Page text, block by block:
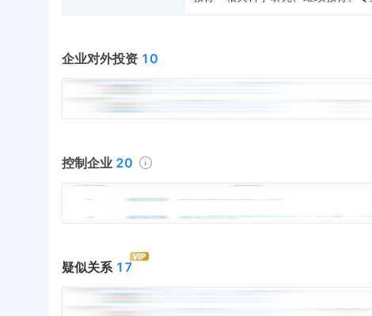
企业对外投资 10
控制企业 20
疑似关系 17